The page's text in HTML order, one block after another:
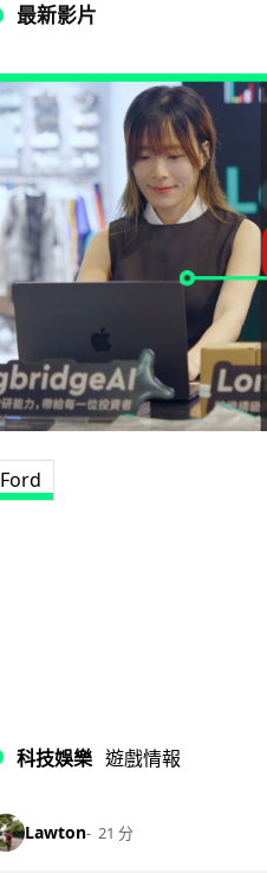
最新影片
Ford
科技娛樂 遊戲情報
Lawton 21 分